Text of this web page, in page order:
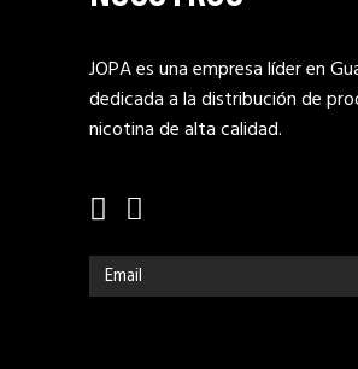
JOPA es una empresa líder en
dedicada a la distribución de
nicotina de alta calidad.